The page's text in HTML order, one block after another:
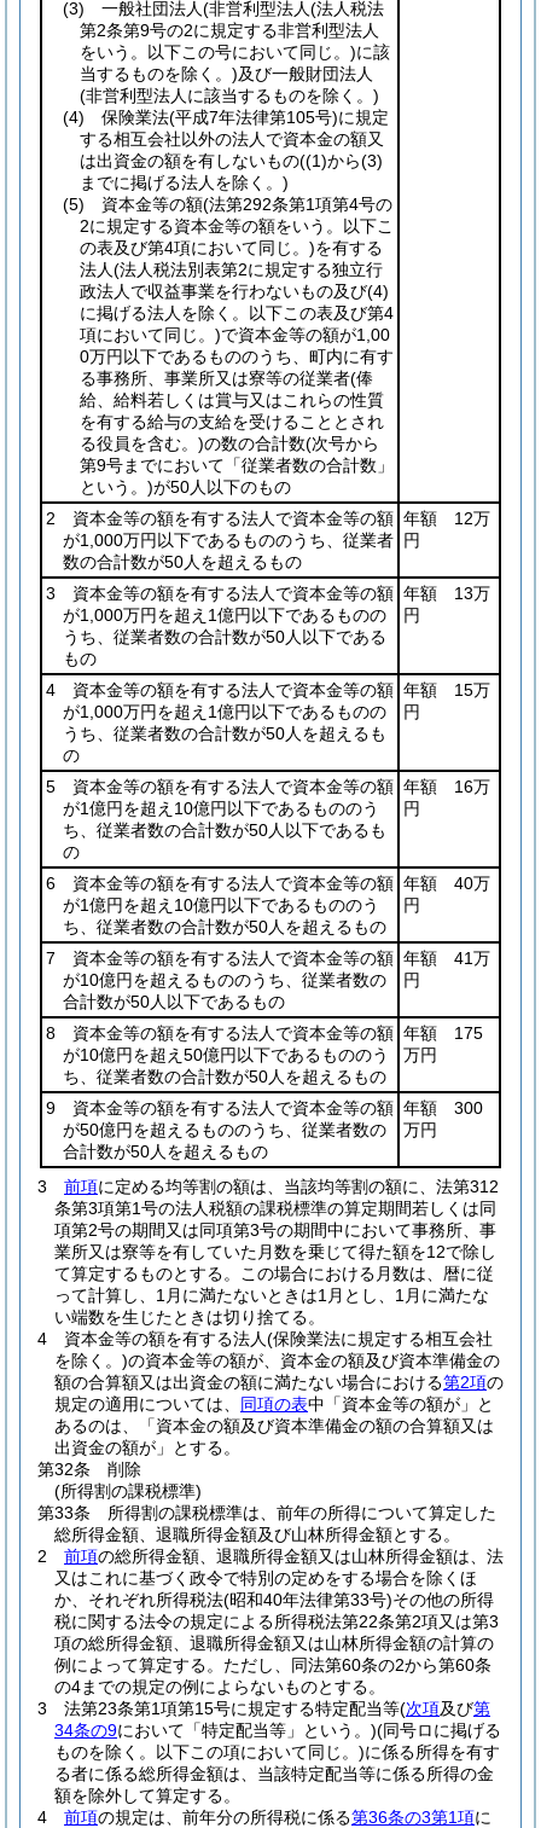
(3) 一般社団法人(非営利型法人(法人税法
第2条第9号の2に規定する非営利型法人
をいう。以下この号において同じ。)に該
当するものを除く。)及び一般財団法人
(非営利型法人に該当するものを除く。)
(4) 保険業法(平成7年法律第105号)に規定
する相互会社以外の法人で資本金の額又
は出資金の額を有しないもの((1)から(3)
までに掲げる法人を除く。)
(5) 資本金等の額(法第292条第1項第4号の
2に規定する資本金等の額をいう。以下こ
の表及び第4項において同じ。)を有する
法人(法人税法別表第2に規定する独立行
政法人で収益事業を行わないもの及び(4)
に掲げる法人を除く。以下この表及び第4
項において同じ。)で資本金等の額が1,00
0万円以下であるもののうち、町内に有す
る事務所、事業所又は寮等の従業者(俸
給、給料若しくは賞与又はこれらの性質
を有する給与の支給を受けることとされ
る役員を含む。)の数の合計数(次号から
第9号までにおいて「従業者数の合計数」
という。)が50人以下のもの
2 資本金等の額を有する法人で資本金等の額
が1,000万円以下であるもののうち、従業者
数の合計数が50人を超えるもの
年額 12万
円
3 資本金等の額を有する法人で資本金等の額
が1,000万円を超え1億円以下であるものの
うち、従業者数の合計数が50人以下である
もの
年額 13万
円
4 資本金等の額を有する法人で資本金等の額
が1,000万円を超え1億円以下であるものの
うち、従業者数の合計数が50人を超えるも
の
年額 15万
円
5 資本金等の額を有する法人で資本金等の額
が1億円を超え10億円以下であるもののう
ち、従業者数の合計数が50人以下であるも
の
年額 16万
円
6 資本金等の額を有する法人で資本金等の額
が1億円を超え10億円以下であるもののう
ち、従業者数の合計数が50人を超えるもの
年額 40万
円
7 資本金等の額を有する法人で資本金等の額
が10億円を超えるもののうち、従業者数の
合計数が50人以下であるもの
年額 41万
円
8 資本金等の額を有する法人で資本金等の額
が10億円を超え50億円以下であるもののう
ち、従業者数の合計数が50人を超えるもの
年額 175
万円
9 資本金等の額を有する法人で資本金等の額
が50億円を超えるもののうち、従業者数の
合計数が50人を超えるもの
年額 300
万円
3 前項に定める均等割の額は、当該均等割の額に、法第312
条第3項第1号の法人税額の課税標準の算定期間若しくは同
項第2号の期間又は同項第3号の期間中において事務所、事
業所又は寮等を有していた月数を乗じて得た額を12で除し
て算定するものとする。
この場合における月数は、暦に従
って計算し、1月に満たないときは1月とし、1月に満たな
い端数を生じたときは切り捨てる。
4
資本金等の額を有する法人(保険業法に規定する相互会社
を除く。)の資本金等の額が、資本金の額及び資本準備金の
額の合算額又は出資金の額に満たない場合における第2項の
規定の適用については、 同項の表中「資本金等の額が」と
あるのは、「資本金の額及び資本準備金の額の合算額又は
出資金の額が」とする。
第32条
削除
(所得割の課税標準)
第33条
所得割の課税標準は、前年の所得について算定した
総所得金額、退職所得金額及び山林所得金額とする。
2
前項の総所得金額、退職所得金額又は山林所得金額は、法
又はこれに基づく政令で特別の定めをする場合を除くほ
か、それぞれ所得税法(昭和40年法律第33号)その他の所得
税に関する法令の規定による所得税法第22条第2項又は第3
項の総所得金額、退職所得金額又は山林所得金額の計算の
例によって算定する。 ただし、同法第60条の2から第60条
の4までの規定の例によらないものとする。
3
法第23条第1項第15号に規定する特定配当等(次項及び第
34条の9において「特定配当等」という。)(同号ロに掲げる
ものを除く。以下この項において同じ。)に係る所得を有す
る者に係る総所得金額は、当該特定配当等に係る所得の金
額を除外して算定する。
4
前項の規定は、前年分の所得税に係る第36条の3第1項に